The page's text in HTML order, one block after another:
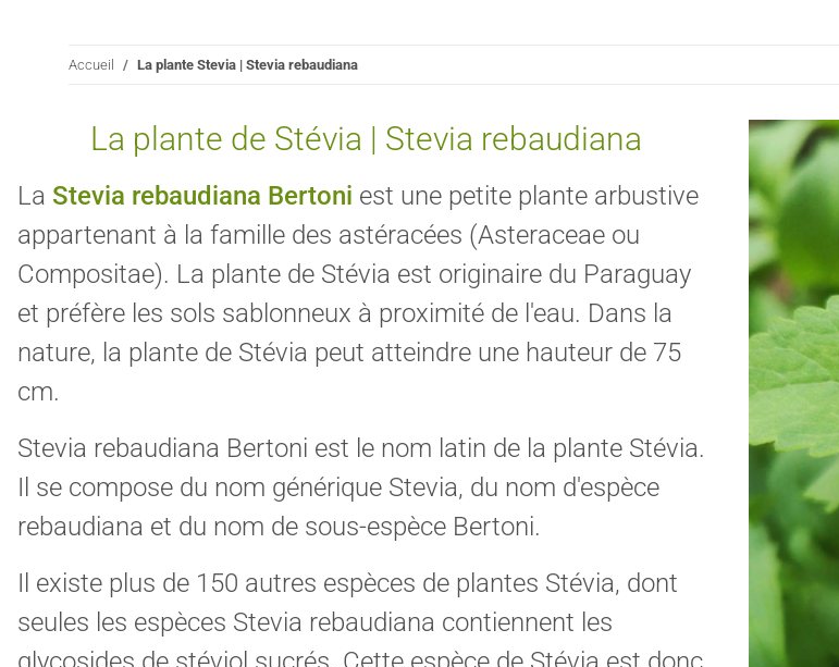
Accueil La plante Stevia | Stevia rebaudiana
La plante de Stévia | Stevia rebaudiana
La Stevia rebaudiana Bertoni est une petite plante arbustive
appartenant à la famille des astéracées (Asteraceae ou
Compositae). La plante de Stévia est originaire du Paraguay
et préfère les sols sablonneux à proximité de l'eau. Dans la
nature, la plante de Stévia peut atteindre une hauteur de 75
cm.
Stevia rebaudiana Bertoni est le nom latin de la plante Stévia.
Il se compose du nom générique Stevia, du nom d'espèce
rebaudiana et du nom de sous-espèce Bertoni.
Il existe plus de 150 autres espèces de plantes Stévia, dont
seules les espèces Stevia rebaudiana contiennent les